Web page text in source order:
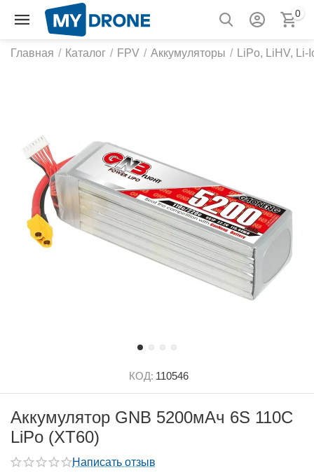
0
Главная / Каталог / FPV / Аккумуляторы / LiPo, LiHV, Li-
КОД: 110546
Аккумулятор GNB 5200мАч 6S 110C
LiPo (XT60)
Написать отзыв